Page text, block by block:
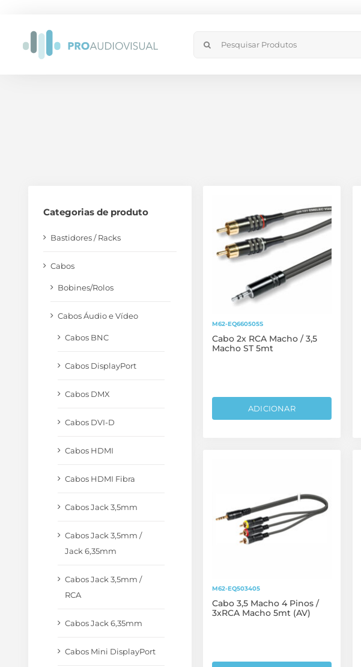
content
Search
Categorias de produto
Bastidores / Racks
Cabos
Bobines/Rolos
Cabos Áudio e Vídeo
Cabos BNC
Cabos DisplayPort
Cabos DMX
Cabos DVI-D
Cabos HDMI
Cabos HDMI Fibra
Cabos Jack 3,5mm
Cabos Jack 3,5mm /
Jack 6,35mm
Cabos Jack 3,5mm /
RCA
Cabos Jack 6,35mm
Cabos Mini DisplayPort
M62-EQ660505S
Cabo 2x RCA Macho / 3,5
Macho ST 5mt
ADICIONAR
M62-EQ503405
Cabo 3,5 Macho 4 Pinos /
3xRCA Macho 5mt (AV)